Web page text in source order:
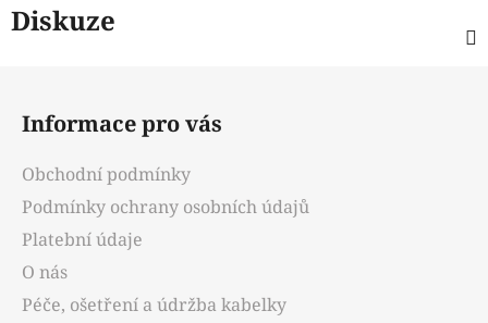
Diskuze
Informace pro vás
Obchodní podmínky
Podmínky ochrany osobních údajů
Platební údaje
O nás
Péče, ošetření a údržba kabelky